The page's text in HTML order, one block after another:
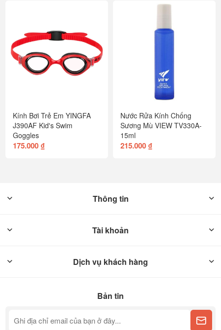
Kính Bơi Trẻ Em YINGFA
J390AF Kid's Swim
Goggles
175.000 ₫
Nước Rửa Kính Chống
Sương Mù VIEW TV330A-
15ml
215.000 ₫
Thông tin
Tài khoản
Dịch vụ khách hàng
Bản tin